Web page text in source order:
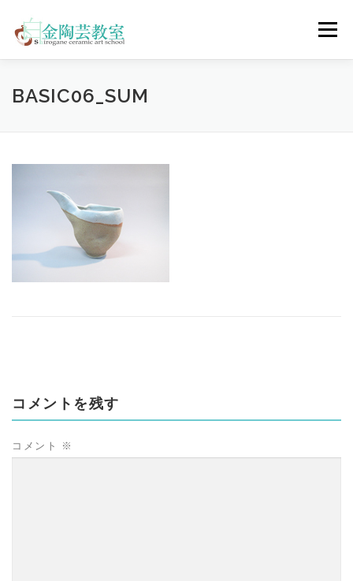
メニュー
陶芸体験コース ウェディングコース
ENGLISH
BASIC06_SUM
コメントを残す
コメント ※